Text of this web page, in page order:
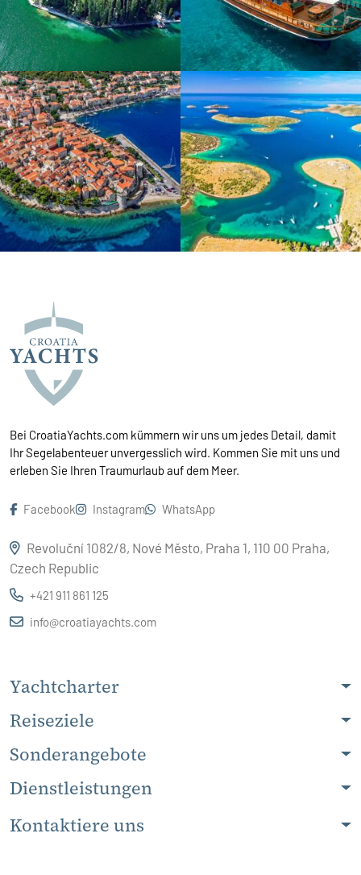
Bei CroatiaYachts.com kümmern wir uns um jedes Detail, damit
Ihr Segelabenteuer unvergesslich wird. Kommen Sie mit uns und
erleben Sie Ihren Traumurlaub auf dem Meer.
Facebook Instagram WhatsApp
Revoluční 1082/8, Nové Město, Praha 1, 110 00 Praha,
Czech Republic
+421 911 861 125
info@croatiayachts.com
Yachtcharter
Reiseziele
Sonderangebote
Dienstleistungen
Kontaktiere uns